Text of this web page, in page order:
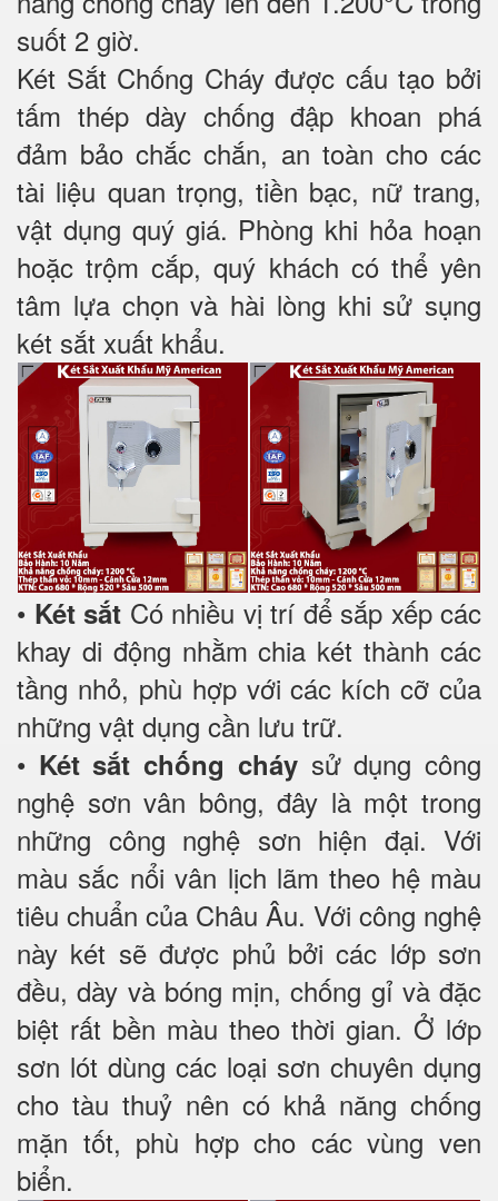
suốt 2 giờ.
Két Sắt Chống Cháy được cấu tạo bởi
tấm thép dày chống đập khoan phá
đảm bảo chắc chắn, an toàn cho các
tài liệu quan trọng, tiền bạc, nữ trang,
vật dụng quý giá. Phòng khi hỏa hoạn
hoặc trộm cắp, quý khách có thể yên
tâm lựa chọn và hài lòng khi sử sụng
két sắt xuất khẩu.
• Két sắt Có nhiều vị trí để sắp xếp các
khay di động nhằm chia két thành các
tầng nhỏ, phù hợp với các kích cỡ của
những vật dụng cần lưu trữ.
• Két sắt chống cháysử dụng công
nghệ sơn vân bông, đây là một trong
những công nghệ sơn hiện đại. Với
màu sắc nổi vân lịch lãm theo hệ màu
tiêu chuẩn của Châu Âu. Với công nghệ
này két sẽ được phủ bởi các lớp sơn
đều, dày và bóng mịn, chống gỉ và đặc
biệt rất bền màu theo thời gian. Ở lớp
sơn lót dùng các loại sơn chuyên dụng
cho tàu thuỷ nên có khả năng chống
mặn tốt, phù hợp cho các vùng ven
biển.